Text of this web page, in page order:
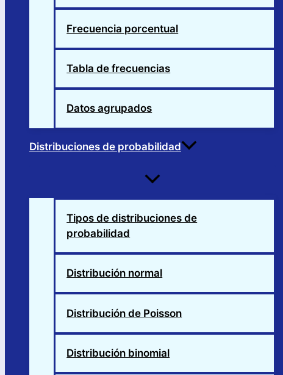
Frecuencia porcentual
Tabla de frecuencias
Datos agrupados
Distribuciones de probabilidad
Alternar
Tipos de distribuciones de
probabilidad
Distribución normal
Distribución de Poisson
Distribución binomial